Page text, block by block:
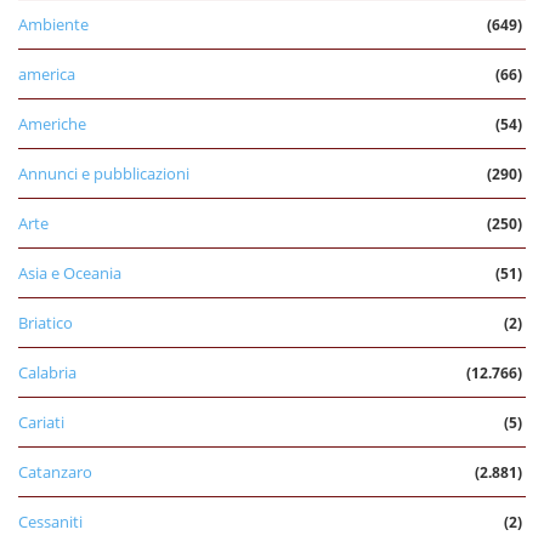
Ambiente (649)
america (66)
Americhe (54)
Annunci e pubblicazioni (290)
Arte (250)
Asia e Oceania (51)
Briatico (2)
Calabria (12.766)
Cariati (5)
Catanzaro (2.881)
Cessaniti (2)